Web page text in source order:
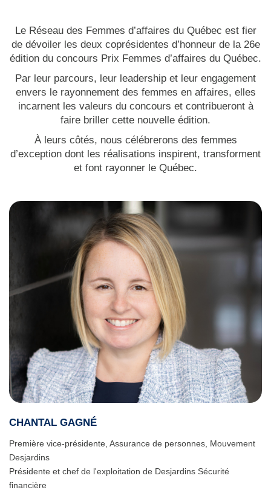
Le Réseau des Femmes d’affaires du Québec est fier
de dévoiler les deux coprésidentes d’honneur de la 26e
édition du concours Prix Femmes d’affaires du Québec.
Par leur parcours, leur leadership et leur engagement
envers le rayonnement des femmes en affaires, elles
incarnent les valeurs du concours et contribueront à
faire briller cette nouvelle édition.
À leurs côtés, nous célébrerons des femmes
d’exception dont les réalisations inspirent, transforment
et font rayonner le Québec.
CHANTAL GAGNÉ
Première vice-présidente, Assurance de personnes, Mouvement
Desjardins
Présidente et chef de l'exploitation de Desjardins Sécurité
financière